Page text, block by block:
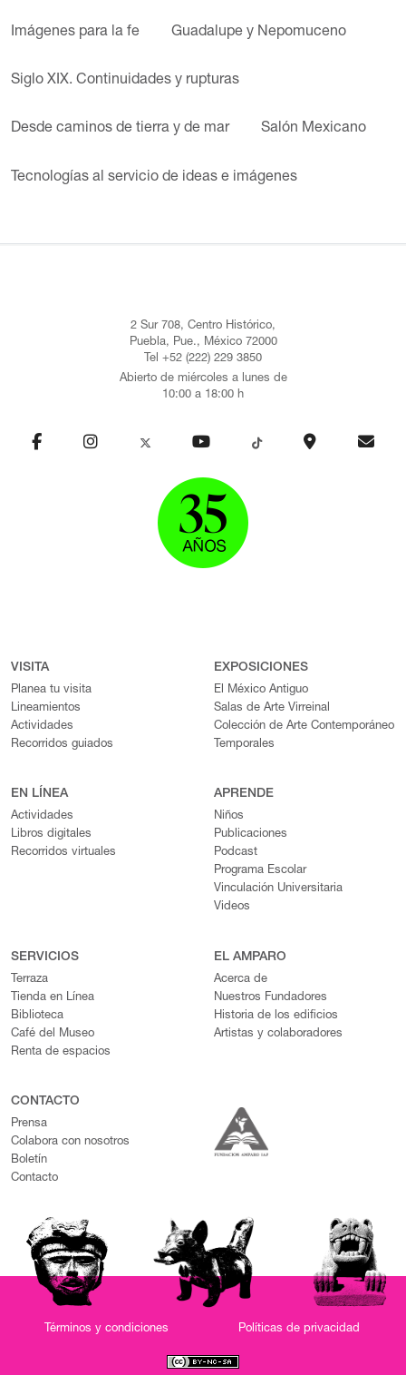
Imágenes para la fe Guadalupe y Nepomuceno
Siglo XIX. Continuidades y rupturas
Desde caminos de tierra y de mar Salón Mexicano
Tecnologías al servicio de ideas e imágenes
2 Sur 708, Centro Histórico,
Puebla, Pue., México 72000
Tel +52 (222) 229 3850
Abierto de miércoles a lunes de
10:00 a 18:00 h
VISITA
Planea tu visita
Lineamientos
Actividades
Recorridos guiados
EXPOSICIONES
El México Antiguo
Salas de Arte Virreinal
Colección de Arte Contemporáneo
Temporales
EN LÍNEA
Actividades
Libros digitales
Recorridos virtuales
APRENDE
Niños
Publicaciones
Podcast
Programa Escolar
Vinculación Universitaria
Videos
SERVICIOS
Terraza
Tienda en Línea
Biblioteca
Café del Museo
Renta de espacios
EL AMPARO
Acerca de
Nuestros Fundadores
Historia de los edificios
Artistas y colaboradores
CONTACTO
Prensa
Colabora con nosotros
Boletín
Contacto
Términos y condiciones Políticas de privacidad